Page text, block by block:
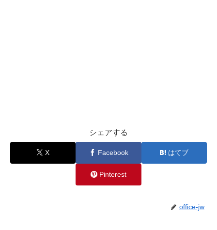
シェアする
X Facebook はてブ
Pinterest
office-jw